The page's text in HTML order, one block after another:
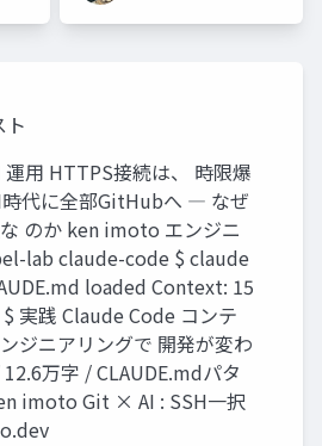
ト
用 HTTPS接続は、 時限爆
時代に全部GitHubへ ― なぜ
のか ken imoto エンジニ
lab claude-code $ claude
loaded Context: 15
実践 Claude Code コンテ
ジニアリングで 開発が変わ
万字 / CLAUDE.mdパタ
imoto Git × AI : SSH一択